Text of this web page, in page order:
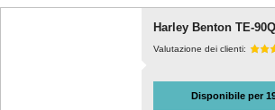
Harley Benton TE-
Valutazione dei clienti:
Disponibile per